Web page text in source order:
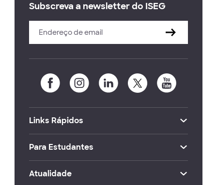
Subscreva a newsletter do ISEG
Links Rápidos
Para Estudantes
Atualidade